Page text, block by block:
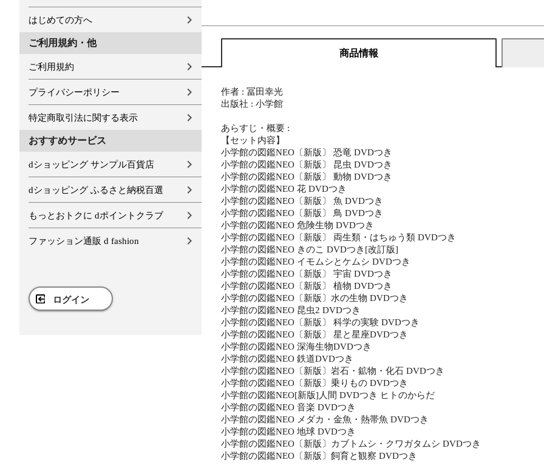
はじめての方へ
ご利用規約・他
ご利用規約
プライバシーポリシー
特定商取引法に関する表示
おすすめサービス
dショッピング サンプル百貨店
dショッピング ふるさと納税百選
もっとおトクに dポイントクラブ
ファッション通販 d fashion
ログイン
商品情報
作者 : 冨田幸光
出版社 : 小学館
あらすじ・概要 :
【セット内容】
小学館の図鑑NEO〔新版〕 恐竜 DVDつき
小学館の図鑑NEO〔新版〕 昆虫 DVDつき
小学館の図鑑NEO〔新版〕 動物 DVDつき
小学館の図鑑NEO 花 DVDつき
小学館の図鑑NEO〔新版〕 魚 DVDつき
小学館の図鑑NEO〔新版〕 鳥 DVDつき
小学館の図鑑NEO 危険生物 DVDつき
小学館の図鑑NEO〔新版〕 両生類・はちゅう類 DVDつき
小学館の図鑑NEO きのこ DVDつき[改訂版]
小学館の図鑑NEO イモムシとケムシ DVDつき
小学館の図鑑NEO〔新版〕 宇宙 DVDつき
小学館の図鑑NEO〔新版〕 植物 DVDつき
小学館の図鑑NEO〔新版〕水の生物 DVDつき
小学館の図鑑NEO 昆虫2 DVDつき
小学館の図鑑NEO〔新版〕 科学の実験 DVDつき
小学館の図鑑NEO〔新版〕 星と星座DVDつき
小学館の図鑑NEO 深海生物DVDつき
小学館の図鑑NEO 鉄道DVDつき
小学館の図鑑NEO〔新版〕岩石・鉱物・化石 DVDつき
小学館の図鑑NEO〔新版〕乗りもの DVDつき
小学館の図鑑NEO[新版]人間 DVDつき ヒトのからだ
小学館の図鑑NEO 音楽 DVDつき
小学館の図鑑NEO メダカ・金魚・熱帯魚 DVDつき
小学館の図鑑NEO 地球 DVDつき
小学館の図鑑NEO〔新版〕カブトムシ・クワガタムシ DVDつき
小学館の図鑑NEO〔新版〕飼育と観察 DVDつき